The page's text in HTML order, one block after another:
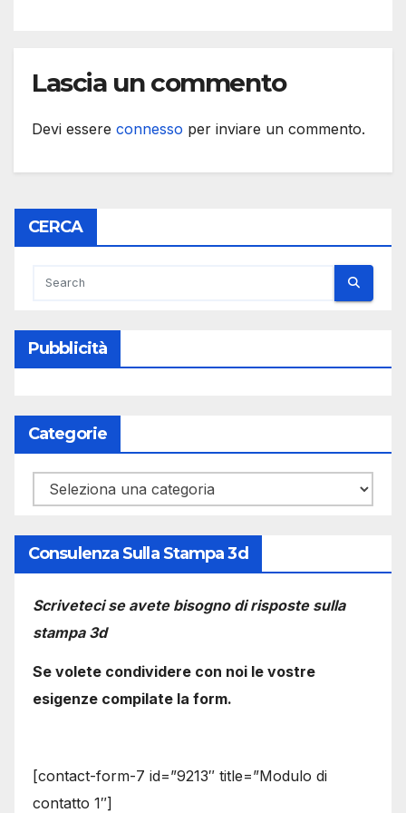
Lascia un commento
Devi essere connesso per inviare un commento.
CERCA
Pubblicità
Categorie
Categorie
Consulenza Sulla Stampa 3d
Scriveteci se avete bisogno di risposte sulla
stampa 3d
Se volete condividere con noi le vostre
esigenze compilate la form.
[contact-form-7 id=”9213″ title=”Modulo di
contatto 1″]